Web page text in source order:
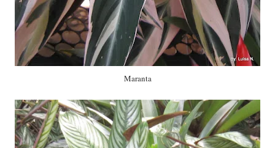
Maranta